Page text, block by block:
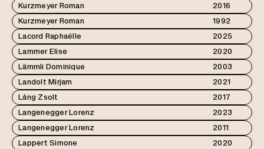
Kurzmeyer Roman
2016
Kurzmeyer Roman
1992
Lacord Raphaëlle
2025
Lammer Elise
2020
Lämmli Dominique
2003
Landolt Mirjam
2021
Láng Zsolt
2017
Langenegger Lorenz
2023
Langenegger Lorenz
2011
Lappert Simone
2020